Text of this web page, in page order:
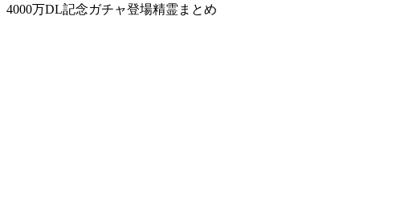
4000万DL記念ガチャ登場精霊まとめ